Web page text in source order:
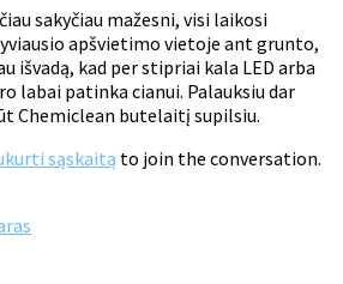
sakyčiau mažesni, visi laikosi
apšvietimo vietoje ant grunto,
išvadą, kad per stipriai kala LED arba
labai patinka cianui. Palauksiu dar
Chemiclean butelaitį supilsiu.
sąskaitą to join the conversation.